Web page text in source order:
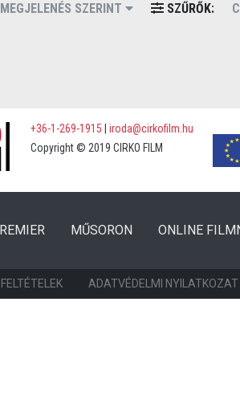
MEGJELENÉS SZERINT SZŰRŐK:
+36-1-269-1915
iroda@cirkofilm.hu
Copyright © 2019 CIRKO FILM
(CURRENT)
MŰSORON ONLINE
ADATVÉDELMI NYILATKOZAT